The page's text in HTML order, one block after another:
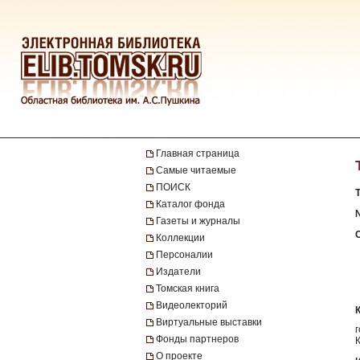
Главная страница
Самые читаемые
ПОИСК
Каталог фонда
Газеты и журналы
Коллекции
Персоналии
Издатели
Томская книга
Видеолекторий
Виртуальные выставки
Фонды партнеров
О проекте